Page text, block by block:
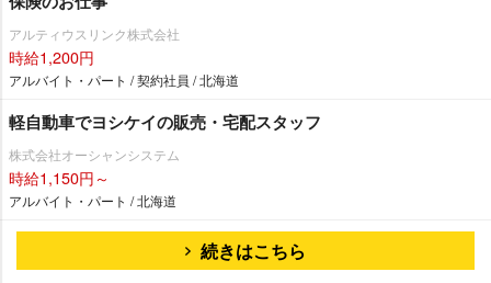
アルティウスリンク株式会社
時給1,200円
アルバイト・パート / 契約社員 / 北海道
軽自動車でヨシケイの販売・宅配スタッフ
株式会社オーシャンシステム
時給1,150円～
アルバイト・パート / 北海道
続きはこちら